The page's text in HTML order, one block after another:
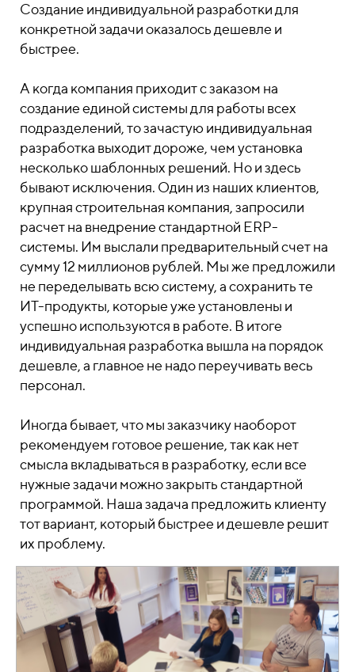
Создание индивидуальной разработки для
конкретной задачи оказалось дешевле и
быстрее.
А когда компания приходит с заказом на
создание единой системы для работы всех
подразделений, то зачастую индивидуальная
разработка выходит дороже, чем установка
несколько шаблонных решений. Но и здесь
бывают исключения. Один из наших клиентов,
крупная строительная компания, запросили
расчет на внедрение стандартной ERP-
системы. Им выслали предварительный счет на
сумму 12 миллионов рублей. Мы же предложили
не переделывать всю систему, а сохранить те
ИТ-продукты, которые уже установлены и
успешно используются в работе. В итоге
индивидуальная разработка вышла на порядок
дешевле, а главное не надо переучивать весь
персонал.
Иногда бывает, что мы заказчику наоборот
рекомендуем готовое решение, так как нет
смысла вкладываться в разработку, если все
нужные задачи можно закрыть стандартной
программой. Наша задача предложить клиенту
тот вариант, который быстрее и дешевле решит
их проблему.